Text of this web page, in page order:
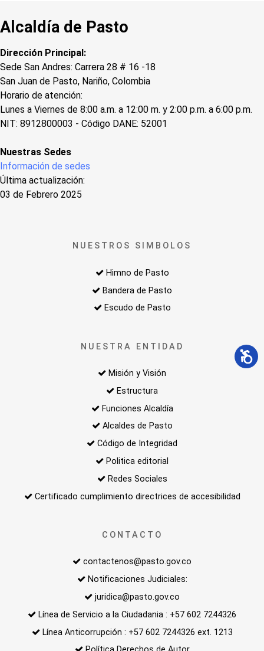
Alcaldía de Pasto
Dirección Principal:
Sede San Andres: Carrera 28 # 16 -18
San Juan de Pasto, Nariño, Colombia
Horario de atención:
Lunes a Viernes de 8:00 a.m. a 12:00 m. y 2:00 p.m. a 6:00 p.m.
NIT: 8912800003 - Código DANE: 52001
Nuestras Sedes
Información de sedes
Última actualización:
03 de Febrero 2025
NUESTROS SIMBOLOS
Himno de Pasto
Bandera de Pasto
Escudo de Pasto
NUESTRA ENTIDAD
Misión y Visión
Estructura
Funciones Alcaldía
Alcaldes de Pasto
Código de Integridad
Politica editorial
Redes Sociales
Certificado cumplimiento directrices de accesibilidad
CONTACTO
contactenos@pasto.gov.co
Notificaciones Judiciales:
juridica@pasto.gov.co
Línea de Servicio a la Ciudadania : +57 602 7244326
Línea Anticorrupción : +57 602 7244326 ext. 1213